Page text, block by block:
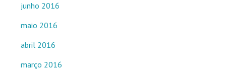
junho 2016
maio 2016
abril 2016
março 2016